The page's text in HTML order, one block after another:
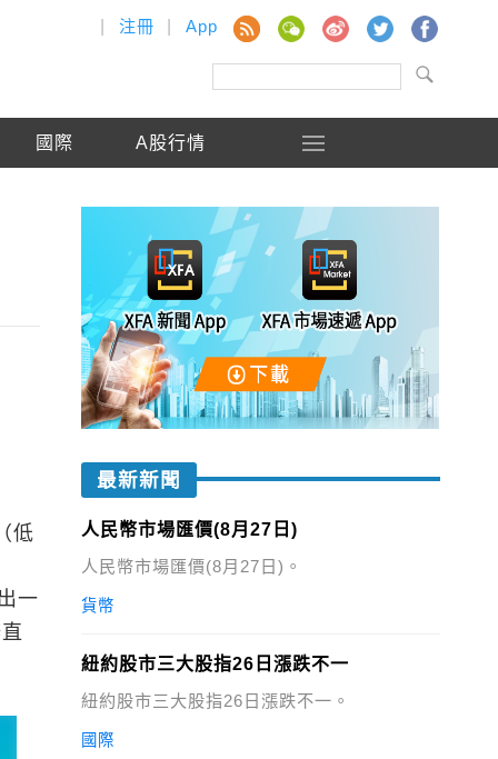
注冊 App
國際 A股行情
低
一
最新新聞
人民幣市場匯價(8月27日)
人民幣市場匯價(8月27日)。
貨幣
紐約股市三大股指26日漲跌不一
紐約股市三大股指26日漲跌不一。
國際